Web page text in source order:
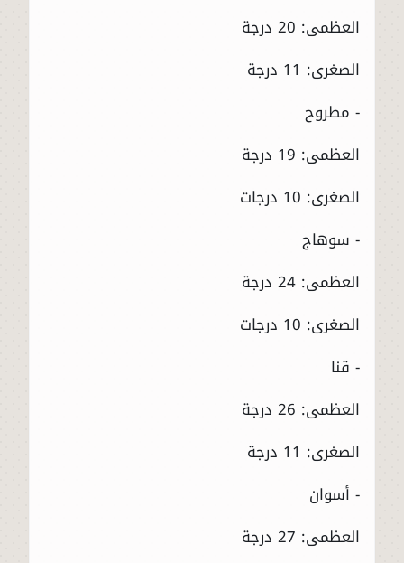
العظمى: 20 درجة
الصغرى: 11 درجة
- مطروح
العظمى: 19 درجة
الصغرى: 10 درجات
- سوهاج
العظمى: 24 درجة
الصغرى: 10 درجات
- قنا
العظمى: 26 درجة
الصغرى: 11 درجة
- أسوان
العظمى: 27 درجة